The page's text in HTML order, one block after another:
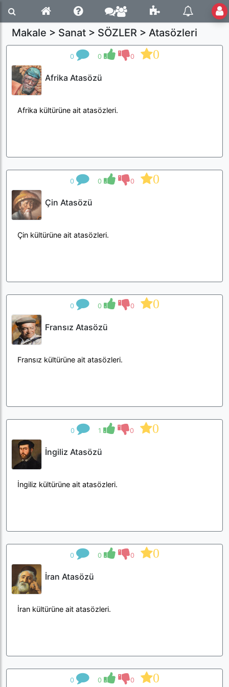
Makale > Sanat > SÖZLER > Atasözleri
0 0 0 0
Afrika Atasözü
Afrika kültürüne ait atasözleri.
0 0 0 0
Çin Atasözü
Çin kültürüne ait atasözleri.
0 0 0 0
Fransız Atasözü
Fransız kültürüne ait atasözleri.
0 1 0 0
İngiliz Atasözü
İngiliz kültürüne ait atasözleri.
0 0 0 0
İran Atasözü
İran kültürüne ait atasözleri.
0 0 0 0